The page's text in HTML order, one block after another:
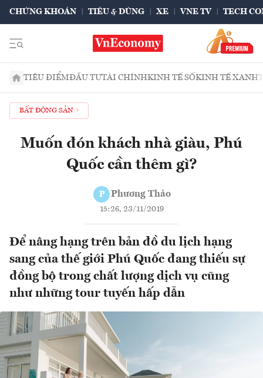
CHỨNG KHOÁN TIÊU & DÙNG XE VNE TV TECH
TIÊU ĐIỂMĐẦU TƯTÀI CHÍNHKINH TẾ SỐKINH TẾ XANH
BẤT ĐỘNG SẢN
Muốn đón khách nhà giàu, Phú
Quốc cần thêm gì?
P Phương Thảo
15:26, 23/11/2019
Để nâng hạng trên bản đồ du lịch hạng
sang của thế giới Phú Quốc đang thiếu sự
đồng bộ trong chất lượng dịch vụ cũng
như những tour tuyến hấp dẫn